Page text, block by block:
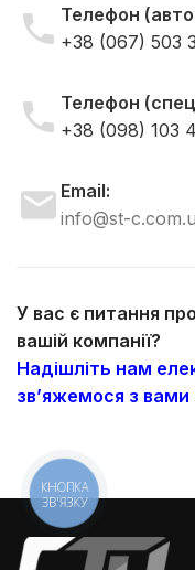
Телефон
+38 (067) 503
Телефон
+38 (098) 103
Email:
info@st-
У вас є питання
вашій компанії?
Надішліть нам
зв’яжемося з
КНОПКА
ЗВ'ЯЗКУ